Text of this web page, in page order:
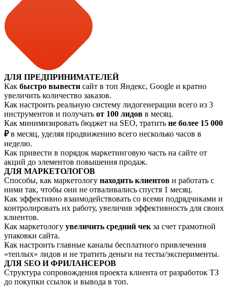
ДЛЯ ПРЕДПРИНИМАТЕЛЕЙ
Как быстро вывести сайт в топ Яндекс, Google и кратно
увеличить количество заказов.
Как настроить реальную систему лидогенерации всего из 3
инструментов и получать от 100 лидов в месяц.
Как минимизировать бюджет на SEO, тратить не более 15 000
₽в месяц, уделяя продвижению всего несколько часов в
неделю.
Как привести в порядок маркетинговую часть на сайте от
акций до элементов повышения продаж.
ДЛЯ МАРКЕТОЛОГОВ
Способы, как маркетологу находить клиентов и работать с
ними так, чтобы они не отваливались спустя 1 месяц.
Как эффективно взаимодействовать со всеми подрядчиками и
контролировать их работу, увеличив эффективность для своих
клиентов.
Как маркетологу увеличить средний чек за счет грамотной
упаковки сайта.
Как настроить главные каналы бесплатного привлечения
«теплых» лидов и не тратить деньги на тесты/эксперименты.
ДЛЯ SEO И ФРИЛАНСЕРОВ
Структура сопровождения проекта клиента от разработок ТЗ
до покупки ссылок и вывода в топ.